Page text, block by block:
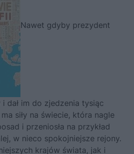
Nawet gdyby prezydent
dał im do zjedzenia tysiąc
siły na świecie, która nagle
i przeniosła na przykład
w nieco spokojniejsze rejony.
krajów świata, jak i